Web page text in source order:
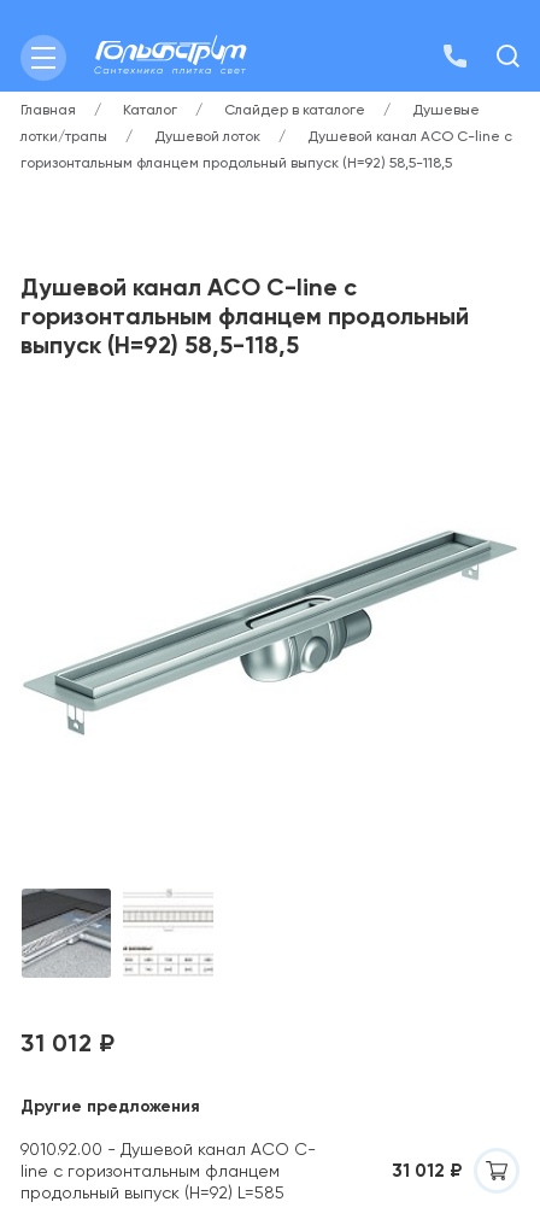
Главная Каталог Слайдер в каталоге
Душевые
лотки/трапы
Душевой лоток
Душевой канал ACO C-line с
горизонтальным фланцем продольный выпуск (H=92) 58,5-118,5
Душевой канал ACO C-line с
горизонтальным фланцем продольный
выпуск (H=92) 58,5-118,5
31 012 ₽
Другие предложения
9010.92.00 - Душевой канал ACO C-
line с горизонтальным фланцем
продольный выпуск (H=92) L=585
31 012 ₽